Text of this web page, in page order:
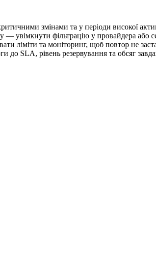
змінами та у періоди високої
— увімкнути фільтрацію у провайдера або
ліміти та моніторинг, щоб повтор не
до SLA, рівень резервування та обсяг